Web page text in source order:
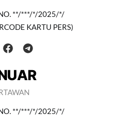
**/***/*/2025/*/
KARTU PERS)
**/***/*/2025/*/